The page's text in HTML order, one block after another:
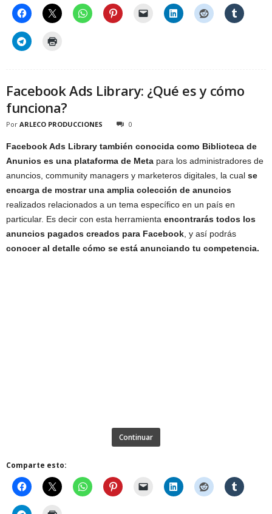
Facebook Ads Library: ¿Qué es y cómo
funciona?
Por ARLECO PRODUCCIONES 0
Facebook Ads Library también conocida como Biblioteca de
Anunios es una plataforma de Meta para los administradores de
anuncios, community managers y marketeros digitales, la cual se
encarga de mostrar una amplia colección de anuncios
realizados relacionados a un tema específico en un país en
particular. Es decir con esta herramienta encontrarás todos los
anuncios pagados creados para Facebook , y así podrás
conocer al detalle cómo se está anunciando tu competencia.
Continuar
Comparte esto: